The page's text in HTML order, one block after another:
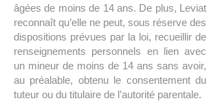
âgées de moins de 14 ans. De plus, Leviat
reconnaît qu’elle ne peut, sous réserve des
dispositions prévues par la loi, recueillir de
renseignements personnels en lien avec
un mineur de moins de 14 ans sans avoir,
au préalable, obtenu le consentement du
tuteur ou du titulaire de l’autorité parentale.